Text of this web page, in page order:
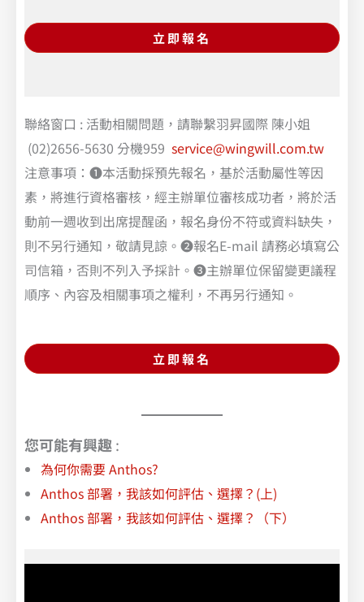
立即報名
聯絡窗口 : 活動相關問題，請聯繫羽昇國際 陳小姐
(02)2656-5630 分機959 service@wingwill.com.tw
注意事項：❶本活動採預先報名，基於活動屬性等因
素，將進行資格審核，經主辦單位審核成功者，將於活
動前一週收到出席提醒函，報名身份不符或資料缺失，
則不另行通知，敬請見諒。❷報名E-mail 請務必填寫公
司信箱，否則不列入予採計。❸主辦單位保留變更議程
順序、內容及相關事項之權利，不再另行通知。
立即報名
您可能有興趣:
為何你需要 Anthos?
Anthos 部署，我該如何評估、選擇？(上)
Anthos 部署，我該如何評估、選擇？（下）